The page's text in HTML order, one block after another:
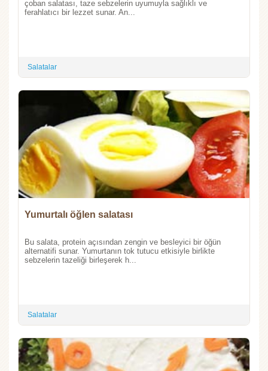
çoban salatası, taze sebzelerin uyumuyla sağlıklı ve
ferahlatıcı bir lezzet sunar. An...
Salatalar
Yumurtalı öğlen salatası
Bu salata, protein açısından zengin ve besleyici bir öğün
alternatifi sunar. Yumurtanın tok tutucu etkisiyle birlikte
sebzelerin tazeliği birleşerek h...
Salatalar